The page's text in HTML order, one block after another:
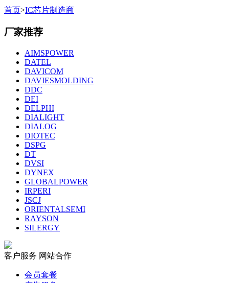
首页>IC芯片制造商
厂家推荐
AIMSPOWER
DATEL
DAVICOM
DAVIESMOLDING
DDC
DEI
DELPHI
DIALIGHT
DIALOG
DIOTEC
DSPG
DT
DVSI
DYNEX
GLOBALPOWER
IRPERI
JSCJ
ORIENTALSEMI
RAYSON
SILERGY
客户服务 网站合作
会员套餐